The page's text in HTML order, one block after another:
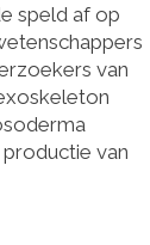
speld af op
van
van